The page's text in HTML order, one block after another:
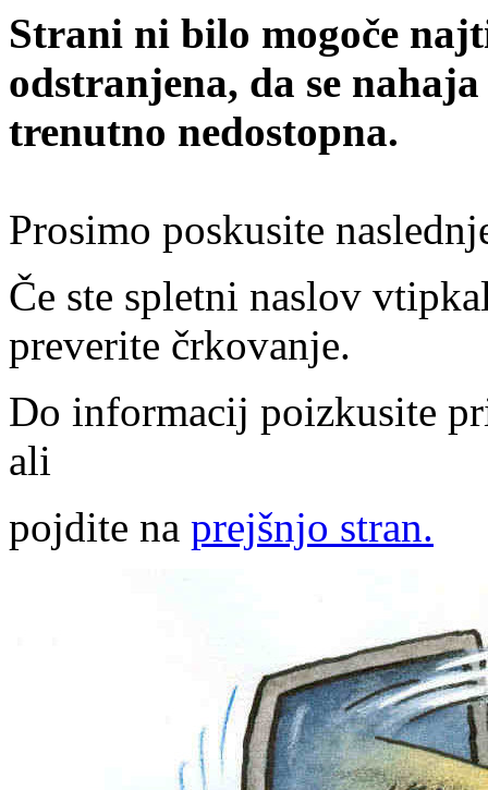
Strani ni bilo mogoče
odstranjena, da se
trenutno nedostopna.
Prosimo poskusite
Če ste spletni naslov
preverite črkovanje.
Do informacij poizkusite
ali
pojdite na prejšnjo stran.